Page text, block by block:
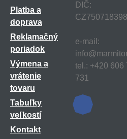
Platba a
doprava
Reklamačný
poriadok
Výmena a
vrátenie
tovaru
Tabuľky
veľkostí
Kontakt
DIČ:
e-mail:
tel.: +420 606
731